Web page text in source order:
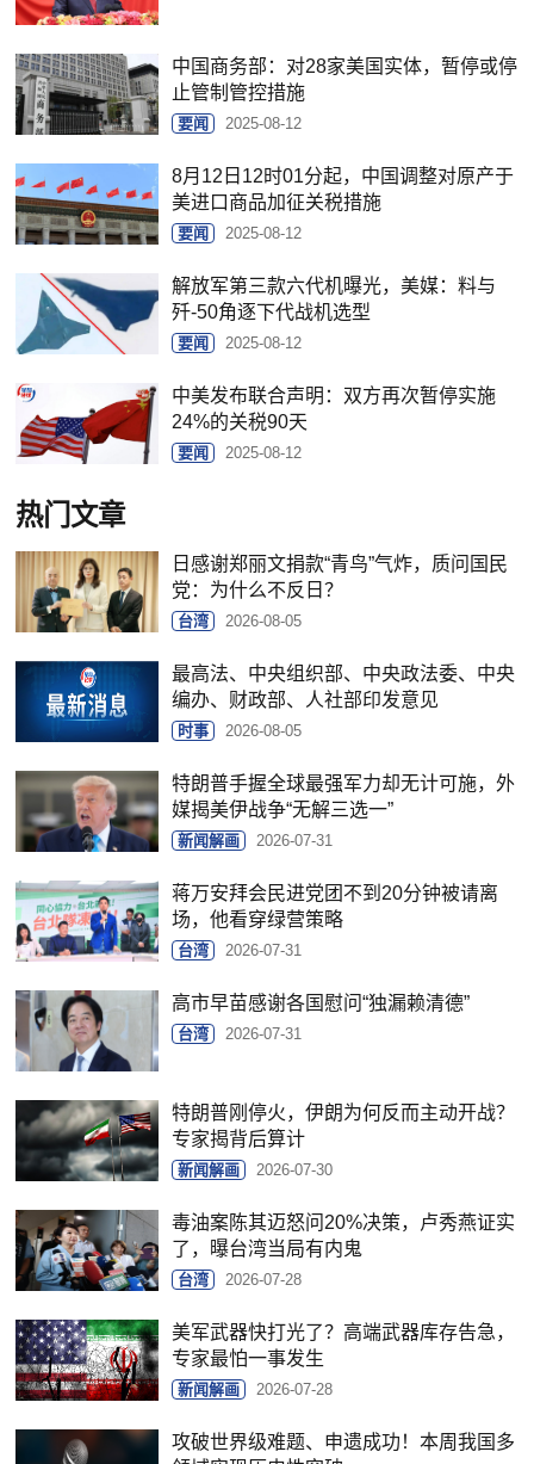
中国商务部：对28家美国实体，暂停或停
止管制管控措施
要闻 2025-08-12
8月12日12时01分起，中国调整对原产于
美进口商品加征关税措施
要闻 2025-08-12
解放军第三款六代机曝光，美媒：料与
歼-50角逐下代战机选型
要闻 2025-08-12
中美发布联合声明：双方再次暂停实施
24%的关税90天
要闻 2025-08-12
热门文章
日感谢郑丽文捐款“青鸟”气炸，质问国民
党：为什么不反日？
台湾 2026-08-05
最高法、中央组织部、中央政法委、中央
编办、财政部、人社部印发意见
时事 2026-08-05
特朗普手握全球最强军力却无计可施，外
媒揭美伊战争“无解三选一”
新闻解画 2026-07-31
蒋万安拜会民进党团不到20分钟被请离
场，他看穿绿营策略
台湾 2026-07-31
高市早苗感谢各国慰问“独漏赖清德”
台湾 2026-07-31
特朗普刚停火，伊朗为何反而主动开战？
专家揭背后算计
新闻解画 2026-07-30
毒油案陈其迈怒问20%决策，卢秀燕证实
了，曝台湾当局有内鬼
台湾 2026-07-28
美军武器快打光了？高端武器库存告急，
专家最怕一事发生
新闻解画 2026-07-28
攻破世界级难题、申遗成功！本周我国多